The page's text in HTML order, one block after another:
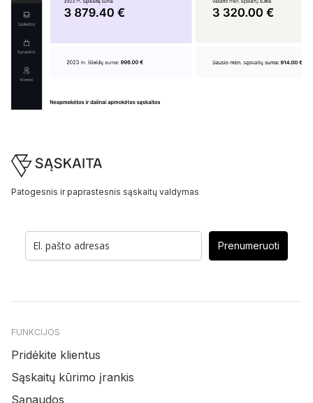
Footer
Patogesnis ir paprastesnis sąskaitų valdymas
Prenumeruoti
FUNKCIJOS
Pridėkite klientus
Sąskaitų kūrimo įrankis
Sąnaudos